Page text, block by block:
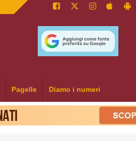
Pagelle Diamo i numeri